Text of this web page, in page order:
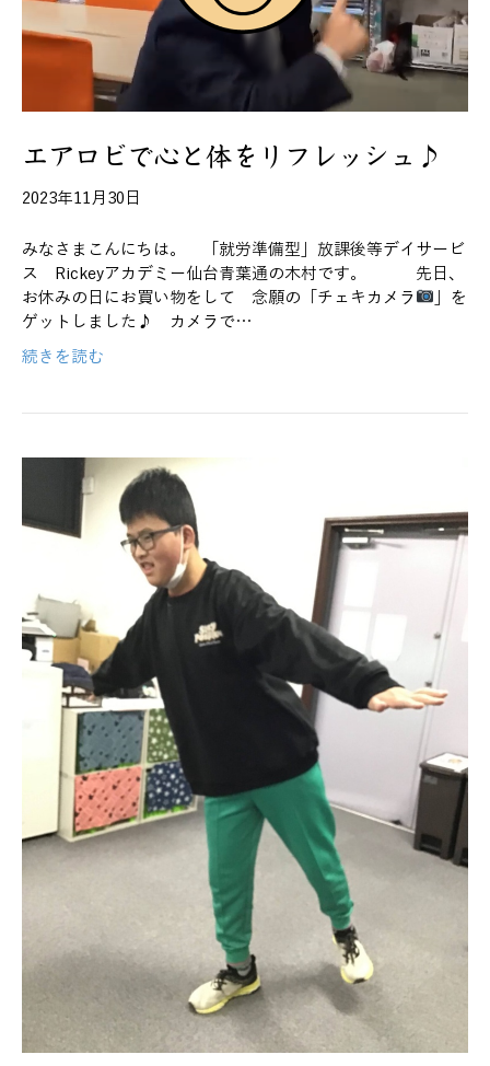
エアロビで心と体をリフレッシュ♪
2023年11月30日
みなさまこんにちは。 「就労準備型」放課後等デイサービ
ス Rickeyアカデミー仙台青葉通の木村です。 先日、
お休みの日にお買い物をして 念願の「チェキカメラ
」を
ゲットしました♪ カメラで…
続きを読む